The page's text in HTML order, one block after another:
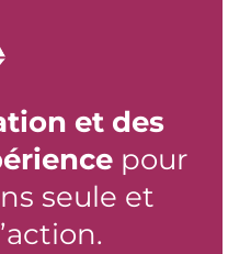
et des
pour
seule et